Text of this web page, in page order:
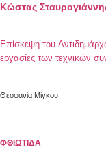
Κώστας
Επίσκεψη του
εργασίες των τεχνικών
Θεοφανία Μίγκου
ΦΘΙΩΤΙΔΑ